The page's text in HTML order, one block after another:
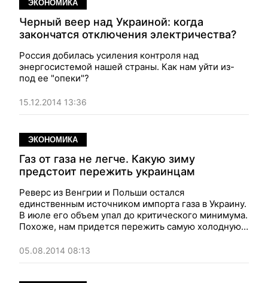
ЭКОНОМИКА
Черный веер над Украиной: когда
закончатся отключения электричества?
Россия добилась усиления контроля над
энергосистемой нашей страны. Как нам уйти из-
под ее "опеки"?
15.12.2014 13:36
ЭКОНОМИКА
Газ от газа не легче. Какую зиму
предстоит пережить украинцам
Реверс из Венгрии и Польши остался
единственным источником импорта газа в Украину.
В июле его объем упал до критического минимума.
Похоже, нам придется пережить самую холодную
05.08.2014 08:13